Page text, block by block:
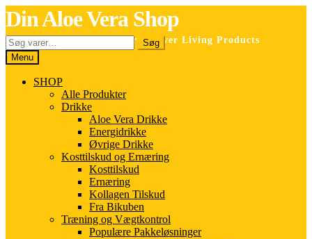
Spring
til
navigation
Spring
til
indhold
Din Aloe Vera Shop
Selvstændig forhandler for Forever Living Products
Søg
efter:
Søg
Menu
SHOP
Alle Produkter
Drikke
Aloe Vera Drikke
Energidrikke
Øvrige Drikke
Kosttilskud og Ernæring
Kosttilskud
Ernæring
Kollagen Tilskud
Fra Bikuben
Træning og Vægtkontrol
Populære Pakkeløsninger